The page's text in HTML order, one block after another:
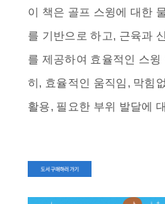
이 책은 골프 스윙에 대한
를 기반으로 하고, 근육과
를 제공하여 효율적인 스
히, 효율적인 움직임, 막힘
활용, 필요한 부위 발달에